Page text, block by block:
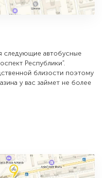
следующие автобусные
Республики”.
близости поэтому
у вас займет не более